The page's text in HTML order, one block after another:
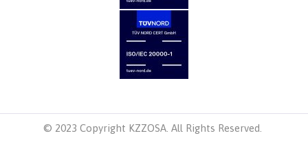
© 2023 Copyright KZZOSA. All Rights Reserved.